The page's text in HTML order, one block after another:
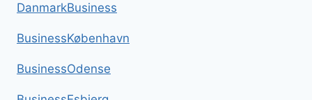
DanmarkBusiness
BusinessKøbenhavn
BusinessOdense